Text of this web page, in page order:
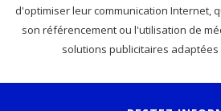
d'optimiser leur communication Internet,
son référencement ou l'utilisation de
solutions publicitaires